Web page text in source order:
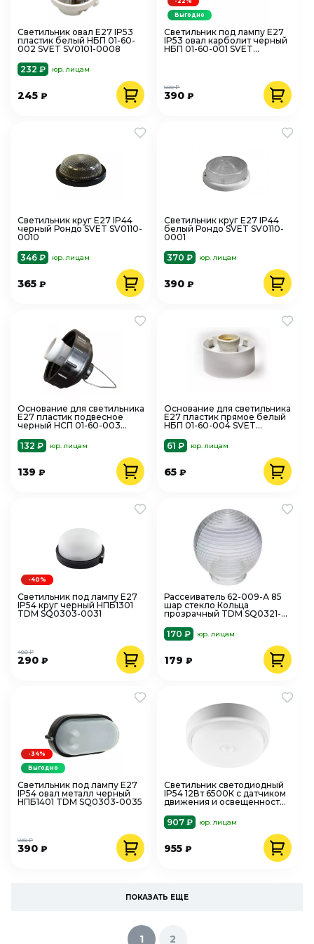
Светильник овал Е27 IP53
пластик белый НБП 01-60-
002 SVET SV0101-0008
232 ₽
юр. лицам
245 ₽
Светильник под лампу Е27
IP53 овал карболит черный
НБП 01-60-001 SVET
390₽
500 ₽
Выгодно
Светильник круг Е27 IP44
черный Рондо SVET SV0110-
0010
346 ₽
юр. лицам
365 ₽
Светильник круг Е27 IP44
белый Рондо SVET SV0110-
0001
370 ₽
юр. лицам
390₽
Основание для светильника
Е27 пластик подвесное
черный НСП 01-60-003
132 ₽
юр. лицам
139 ₽
Основание для светильника
Е27 пластик прямое белый
НБП 01-60-004 SVET
61 ₽
юр. лицам
65₽
Светильник под лампу Е27
IP54 круг черный НПБ1301
TDM SQ0303-0031
290 ₽
480 ₽
-40%
Рассеиватель 62-009-А 85
шар стекло Кольца
прозрачный TDM SQ0321-
170 ₽
юр. лицам
179₽
Светильник под лампу Е27
IP54 овал металл черный
НПБ1401 TDM SQ0303-0035
390 ₽
590 ₽
-34%
Выгодно
Светильник светодиодный
IP54 12Вт 6500К с датчиком
движения и освещенности
907 ₽
юр. лицам
955₽
ПОКАЗАТЬ ЕЩЕ
1 2